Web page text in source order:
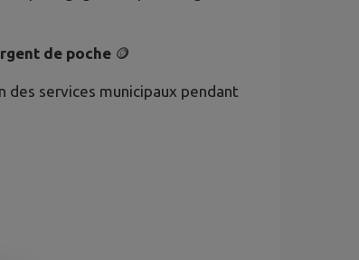
de poche 🪙
des services municipaux pendant